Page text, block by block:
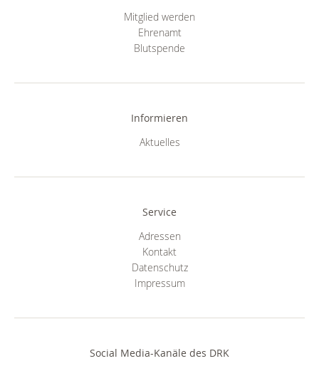
Mitglied werden
Ehrenamt
Blutspende
Informieren
Aktuelles
Service
Adressen
Kontakt
Datenschutz
Impressum
Social Media-Kanäle des DRK